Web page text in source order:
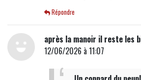
Répondre
après la manoir il reste les
12/06/2026 à 11:07